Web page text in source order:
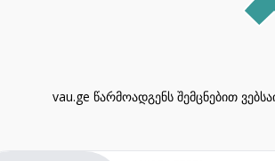
vau.ge წარმოადგენს შემცნებით